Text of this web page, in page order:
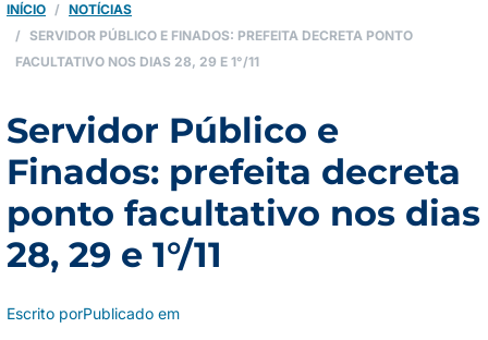
INÍCIO
NOTÍCIAS
SERVIDOR PÚBLICO E FINADOS: PREFEITA DECRETA PONTO
FACULTATIVO NOS DIAS 28, 29 E 1°/11
Servidor Público e
Finados: prefeita decreta
ponto facultativo nos dias
28, 29 e 1°/11
Escrito porPublicado em